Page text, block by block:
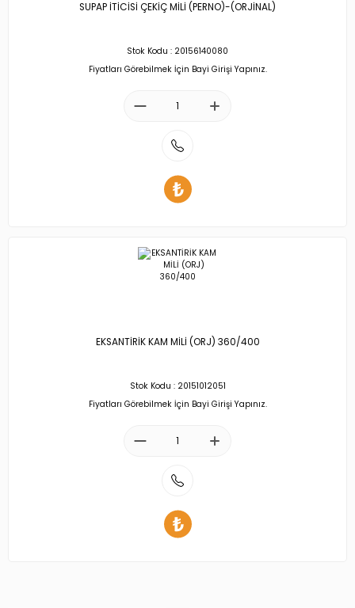
SUPAP İTİCİSİ ÇEKİÇ MİLİ (PERNO)-(ORJİNAL)
Stok Kodu : 20156140080
Fiyatları Görebilmek İçin Bayi Girişi Yapınız.
EKSANTİRİK KAM MİLİ (ORJ) 360/400
Stok Kodu : 20151012051
Fiyatları Görebilmek İçin Bayi Girişi Yapınız.